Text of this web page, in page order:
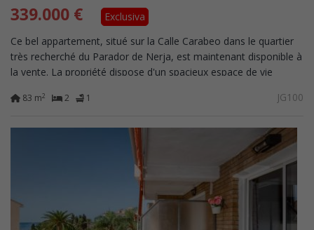
339.000 €
Exclusiva
Ce bel appartement, situé sur la Calle Carabeo dans le quartier
très recherché du Parador de Nerja, est maintenant disponible à
la vente. La propriété dispose d'un spacieux espace de vie
83 m2 2 1 JG100